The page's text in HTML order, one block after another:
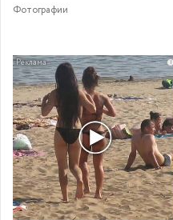
Фотографии
i